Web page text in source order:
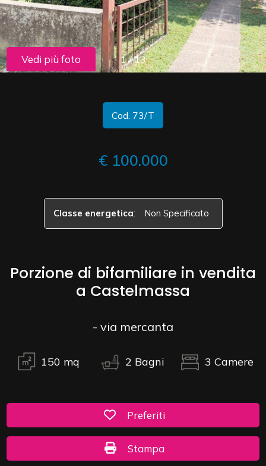
1 / 13
Vedi più foto
Cod. 73/T
€ 100.000
Classe energetica: Non Specificato
Porzione di bifamiliare in vendita
a Castelmassa
- via mercanta
150 mq 2 Bagni 3 Camere
Preferiti: Cod. 73/T
Preferiti
Stampa: Cod. 73/T
Stampa
CONTATTI
Provincia
Comune
multiscelta
Qualsiasi
Terreni